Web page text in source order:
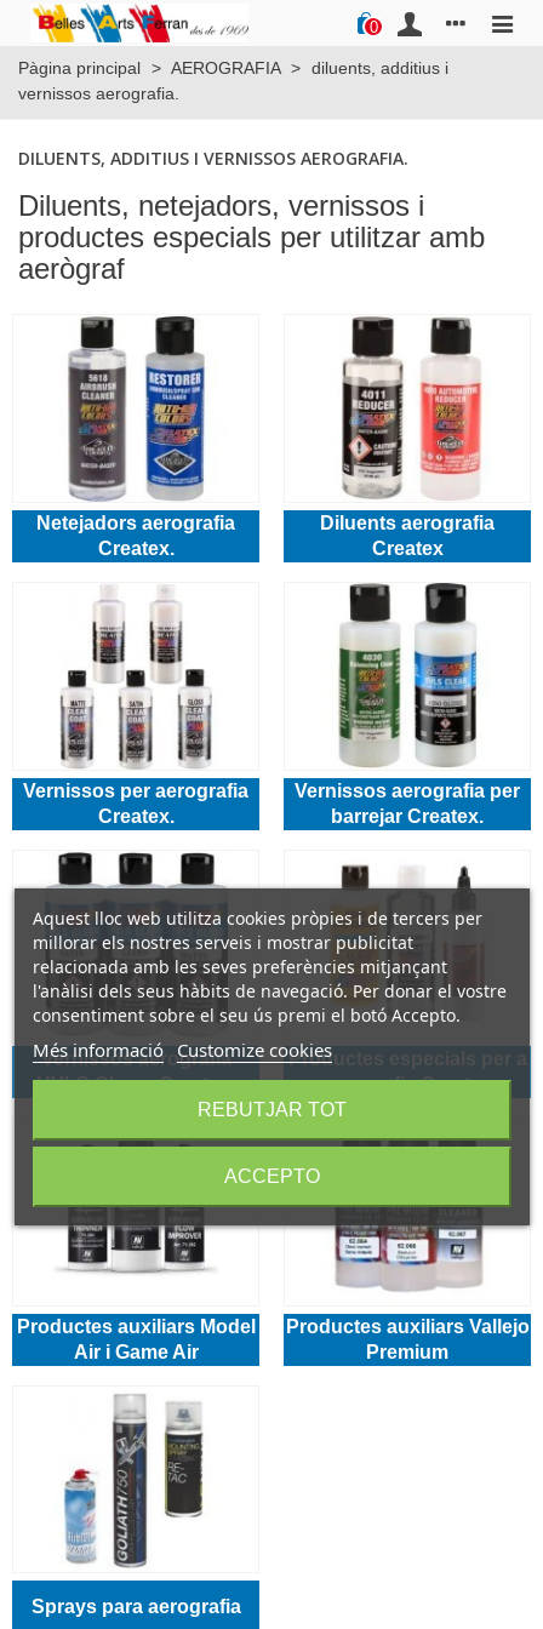
0
Pàgina principal > AEROGRAFIA > diluents, additius i
vernissos aerografia.
DILUENTS, ADDITIUS I VERNISSOS AEROGRAFIA.
Diluents, netejadors, vernissos i
productes especials per utilitzar amb
aerògraf
Netejadors aerografia
Createx.
Diluents aerografia
Createx
Vernissos per aerografia
Createx.
Vernissos aerografia per
barrejar Createx.
Vernissos aerografia
UVLS Clears Createx.
Productes especials per a
aerografia Createx
Productes auxiliars Model
Air i Game Air
Productes auxiliars Vallejo
Premium
Sprays para aerografia
Aquest lloc web utilitza cookies pròpies i de tercers per
millorar els nostres serveis i mostrar publicitat
relacionada amb les seves preferències mitjançant
l'anàlisi dels seus hàbits de navegació. Per donar el vostre
consentiment sobre el seu ús premi el botó Accepto.
Més informació Customize cookies
REBUTJAR TOT
ACCEPTO